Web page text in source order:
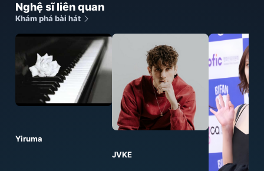
Nghệ sĩ liên quan
Khám phá bài hát
Yiruma
JVKE